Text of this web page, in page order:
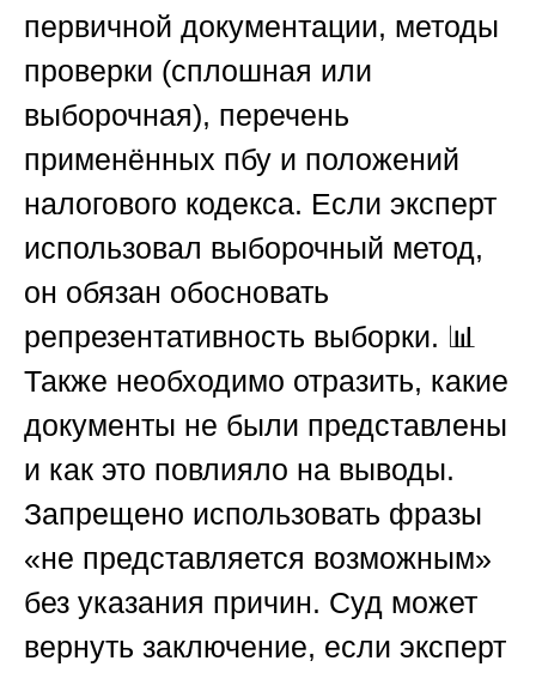
первичной документации, методы
проверки (сплошная или
выборочная), перечень
применённых пбу и положений
налогового кодекса. Если эксперт
использовал выборочный метод,
он обязан обосновать
репрезентативность выборки. 📊
Также необходимо отразить, какие
документы не были представлены
и как это повлияло на выводы.
Запрещено использовать фразы
«не представляется возможным»
без указания причин. Суд может
вернуть заключение, если эксперт